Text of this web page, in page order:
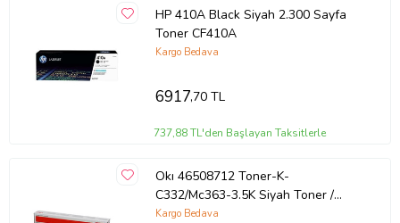
HP 410A Black Siyah 2.300 Sayfa
Toner CF410A
Kargo Bedava
6917,70 TL
737,88 TL'den Başlayan Taksitlerle
Okı 46508712 Toner-K-
C332/Mc363-3.5K Siyah Toner /
C332 Mc363 / 3500 Sayfa
Kargo Bedava